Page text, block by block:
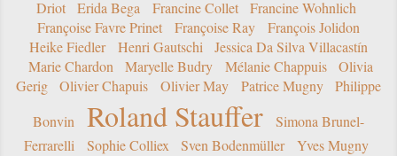
Driot
Erida Bega Francine Collet
Francine Wohnlich
Françoise Favre Prinet
Françoise Ray
François Jolidon
Heike Fiedler
Henri Gautschi
Jessica Da Silva Villacastín
Marie Chardon
Maryelle Budry Mélanie Chappuis
Olivia
Gerig
Olivier Chapuis Olivier May Patrice Mugny
Philippe
Bonvin
Roland Stauffer
Simona Brunel-
Ferrarelli
Sophie Colliex Sven Bodenmüller Yves Mugny